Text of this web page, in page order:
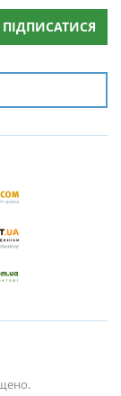
ПІДПИСАТИСЯ